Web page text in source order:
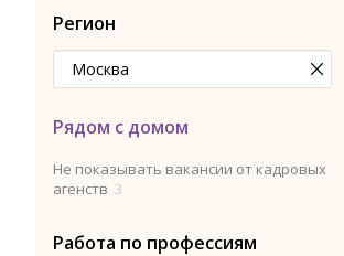
Регион
Рядом с домом
Не показывать вакансии от кадровых
агенств 3
Работа по профессиям